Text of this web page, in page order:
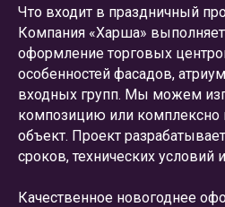
Что входит в праздничный
Компания «Харша»
оформление торговых
особенностей фасадов,
входных групп. Мы можем
композицию или комплексно
объект. Проект
сроков, технических условий
Качественное новогоднее